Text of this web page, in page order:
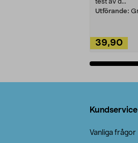
test av d...
Utförande:
39,90
Kundservice
Vanliga frågor